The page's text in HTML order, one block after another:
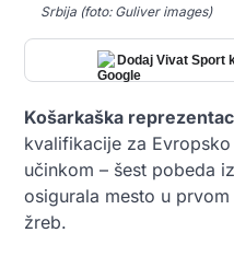
Srbija (foto: Guliver images)
Dodaj Vivat Sport
Košarkaška
kvalifikacije za
učinkom – šest pobeda
osigurala mesto u
žreb.